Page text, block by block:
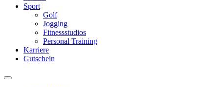
Sport
Golf
Jogging
Fitnessstudios
Personal Training
Karriere
Gutschein